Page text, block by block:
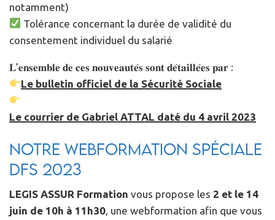
notamment)
Tolérance concernant la durée de validité du
consentement individuel du salarié
𝐋’𝐞𝐧𝐬𝐞𝐦𝐛𝐥𝐞 𝐝𝐞 𝐜𝐞𝐬 𝐧𝐨𝐮𝐯𝐞𝐚𝐮𝐭𝐞́𝐬 𝐬𝐨𝐧𝐭 𝐝𝐞́𝐭𝐚𝐢𝐥𝐥𝐞́𝐞𝐬 𝐩𝐚𝐫 :
Le bulletin officiel de la Sécurité Sociale
Le courrier de Gabriel ATTAL daté du 4 avril 2023
Notre webformation spéciale
DFS 2023
LEGIS ASSUR Formation vous propose les 2 et le 14
juin de 10h à 11h30, une webformation afin que vous